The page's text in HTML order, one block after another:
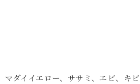
マダイイエロー、ササミ、エビ、キ